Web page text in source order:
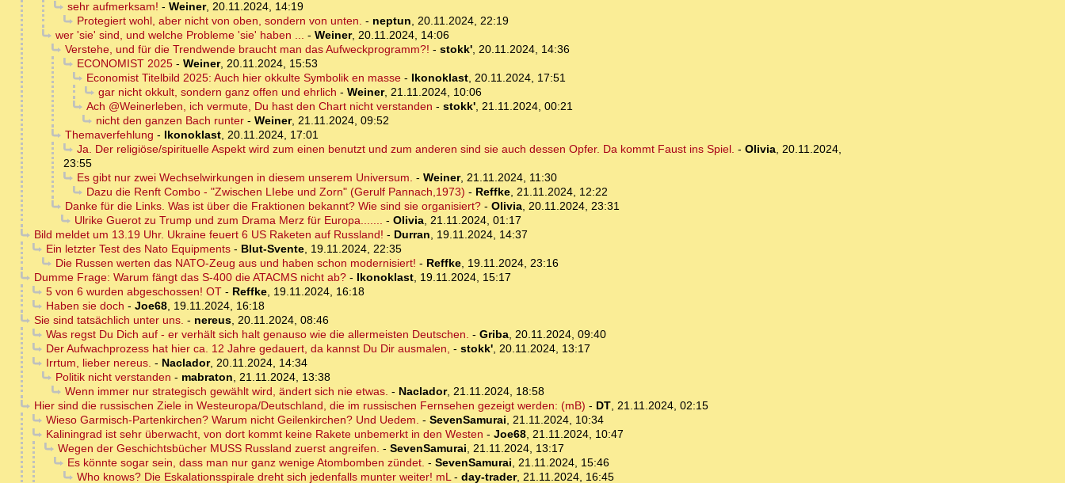
sehr aufmerksam! - Weiner, 20.11.2024, 14:19
Protegiert wohl, aber nicht von oben, sondern von unten. - neptun, 20.11.2024, 22:19
wer 'sie' sind, und welche Probleme 'sie' haben ... - Weiner, 20.11.2024, 14:06
Verstehe, und für die Trendwende braucht man das Aufweckprogramm?! - stokk', 20.11.2024, 14:36
ECONOMIST 2025- Weiner, 20.11.2024, 15:53
Economist Titelbild 2025: Auch hier okkulte Symbolik en masse- Ikonoklast, 20.11.2024, 17:51
gar nicht okkult, sondern ganz offen und ehrlich - Weiner, 21.11.2024, 10:06
Ach @Weinerleben, ich vermute, Du hast den Chart nicht verstanden - stokk', 21.11.2024, 00:21
nicht den ganzen Bach runter- Weiner, 21.11.2024, 09:52
Themaverfehlung - Ikonoklast, 20.11.2024, 17:01
Ja. Der religiöse/spirituelle Aspekt wird zum einen benutzt und zum anderen sind sie auch dessen Opfer. Da kommt Faust ins Spiel. - Olivia, 20.11.2024,
23:55
Es gibt nur zwei Wechselwirkungen in diesem unserem Universum. - Weiner, 21.11.2024, 11:30
Dazu die Renft Combo - "Zwischen LIebe und Zorn" (Gerulf Pannach,1973) - Reffke, 21.11.2024, 12:22
Danke für die Links. Was ist über die Fraktionen bekannt? Wie sind sie organisiert?- Olivia, 20.11.2024, 23:31
Ulrike Guerot zu Trump und zum Drama Merz für Europa....... - Olivia, 21.11.2024, 01:17
Bild meldet um 13.19 Uhr. Ukraine feuert 6 US Raketen auf Russland! - Durran, 19.11.2024, 14:37
Ein letzter Test des Nato Equipments- Blut-Svente, 19.11.2024, 22:35
Die Russen werten das NATO-Zeug aus und haben schon modernisiert! - Reffke, 19.11.2024, 23:16
Dumme Frage: Warum fängt das S-400 die ATACMS nicht ab?- Ikonoklast, 19.11.2024, 15:17
5 von 6 wurden abgeschossen! OT- Reffke, 19.11.2024, 16:18
Haben sie doch - Joe68, 19.11.2024, 16:18
Sie sind tatsächlich unter uns. - nereus, 20.11.2024, 08:46
Was regst Du Dich auf - er verhält sich halt genauso wie die allermeisten Deutschen. - Griba, 20.11.2024, 09:40
Der Aufwachprozess hat hier ca. 12 Jahre gedauert, da kannst Du Dir ausmalen, - stokk', 20.11.2024, 13:17
Irrtum, lieber nereus. - Naclador, 20.11.2024, 14:34
Politik nicht verstanden - mabraton, 21.11.2024, 13:38
Wenn immer nur strategisch gewählt wird, ändert sich nie etwas. - Naclador, 21.11.2024, 18:58
Hier sind die russischen Ziele in Westeuropa/Deutschland, die im russischen Fernsehen gezeigt werden: (mB) - DT, 21.11.2024, 02:15
Wieso Garmisch-Partenkirchen? Warum nicht Geilenkirchen? Und Uedem. - SevenSamurai, 21.11.2024, 10:34
Kaliningrad ist sehr überwacht, von dort kommt keine Rakete unbemerkt in den Westen - Joe68, 21.11.2024, 10:47
Wegen der Geschichtsbücher MUSS Russland zuerst angreifen. - SevenSamurai, 21.11.2024, 13:17
Es könnte sogar sein, dass man nur ganz wenige Atombomben zündet. - SevenSamurai, 21.11.2024, 15:46
Who knows? Die Eskalationsspirale dreht sich jedenfalls munter weiter! mL- day-trader, 21.11.2024, 16:45